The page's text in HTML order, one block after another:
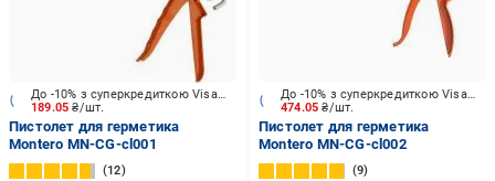
189.05₴/шт.
До -10% з суперкредиткою Visa Вигода
Пистолет для герметика
Montero MN-CG-cl001
12
474.05₴/шт.
До -10% з суперкредиткою Visa Вигода
Пистолет для герметика
Montero MN-CG-cl002
9